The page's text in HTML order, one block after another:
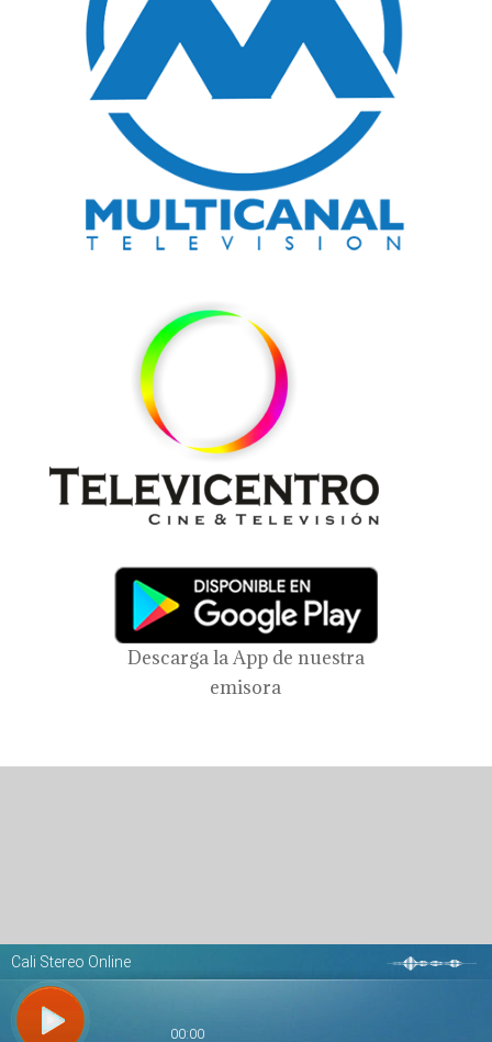
Descarga la App de nuestra
emisora